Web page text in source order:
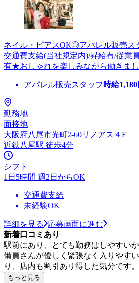
ネイル・ピアスOK◎アパレル販売ス
交通費支給(当社規定内)/昇給有/従業
有★おしゃれを楽しみながら働きま
アパレル販売スタッフ 時給1,180
勤務地
面接地
大阪府八尾市光町2-60リノアス４F
近鉄八尾駅 徒歩4分
シフト
1日5時間 週2日からOK
交通費支給
未経験OK
詳細を見る
応募画面に進む
新着口コミあり
駅前にあり、とても勤務はしやすい
備員さんが優しく緊張なく入りやす
り、店内も割引あり得した気分です。
もっと見る